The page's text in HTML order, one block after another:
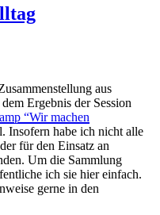
aus
Ergebnis der Session
“Wir machen
Insofern habe ich nicht alle
für den Einsatz an
Um die Sammlung
ich sie hier einfach.
gerne in den